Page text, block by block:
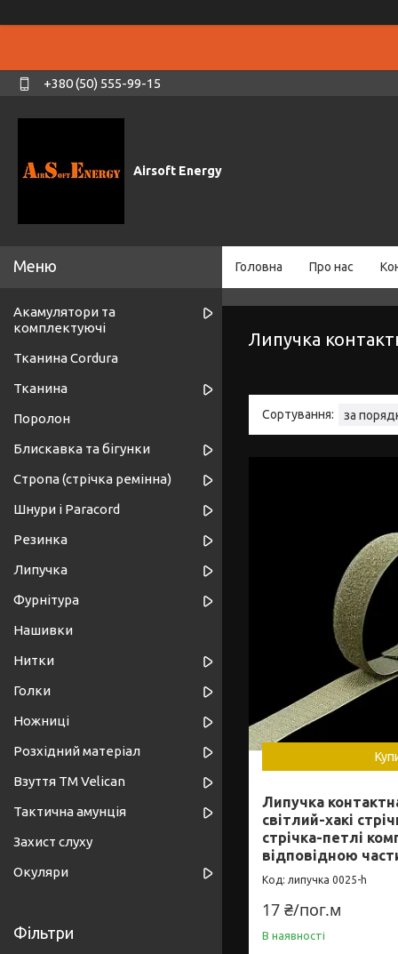
+380 (50) 555-99-15
Airsoft Energy
Головна Про нас
Липучка
Липучка
світлий-хакі
стрічка-петлі
відповідною
липучка 0025-h
17 ₴/пог.м
В наявності
Акамулятори та
комплектуючі
Тканина Cordura
Тканина
Поролон
Блискавка та бігунки
Стропа (стрічка ремінна)
Шнури і Paracord
Резинка
Липучка
Фурнітура
Нашивки
Нитки
Голки
Ножниці
Розхідний матеріал
Взуття ТМ Velican
Тактична амунція
Захист слуху
Окуляри
Фільтри